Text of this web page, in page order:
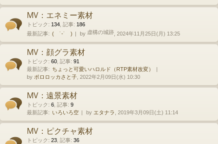
MV：エネミー素材
トピック : 134 記事: 186
最新記事: ( ˙-˙ ) by 虚構の城跡 , 2024年11月25日(月) 13:25
MV：顔グラ素材
トピック : 60 記事: 91
最新記事: ちょっと可愛いハロルド（RTP素材改変）
by ポロロッカさと子 , 2022年2月09日(水) 10:30
MV：遠景素材
トピック : 6 記事: 9
最新記事: いろいろ空 by エタナラ , 2019年3月09日(土) 11:14
MV：ピクチャ素材
トピック : 23 記事: 36